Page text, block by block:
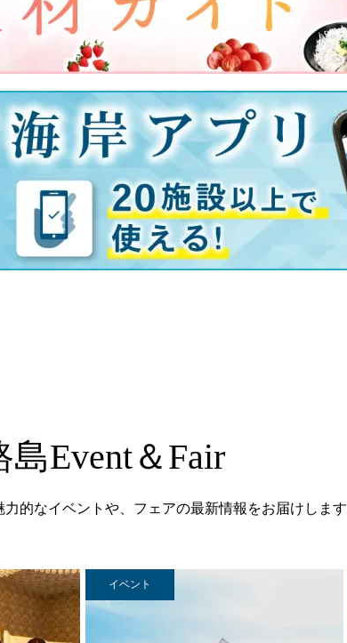
島Event＆Fair
的なイベントや、フェアの最新情報をお届けします
イベント